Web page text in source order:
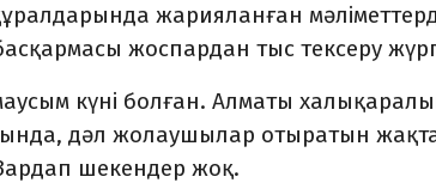
жарияланған
жоспардан тыс тексеру
күні болған. Алматы
дәл жолаушылар отыратын жақта
шекендер жоқ.